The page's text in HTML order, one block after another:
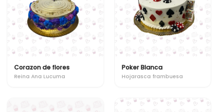
Corazon de flores
Reina Ana Lucuma
Poker Blanca
Hojarasca frambuesa